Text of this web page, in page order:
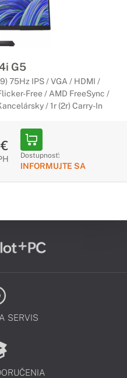
G5
75Hz IPS / VGA / HDMI /
Free / AMD FreeSync /
/ 1r (2r) Carry-In
Dostupnosť:
INFORMUJTE SA
SERVIS